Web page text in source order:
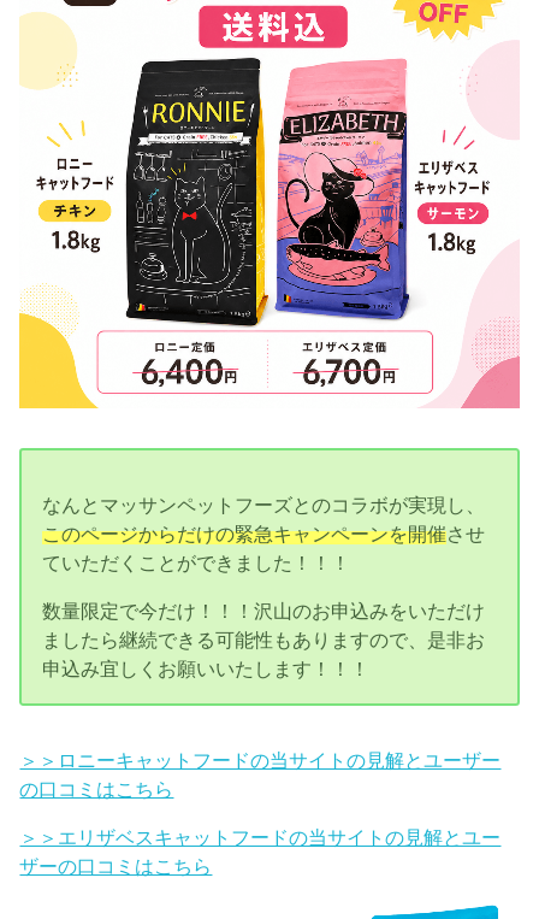
なんとマッサンペットフーズとのコラボが実現し、
このページからだけの緊急キャンペーンを開催させ
ていただくことができました！！！
数量限定で今だけ！！！沢山のお申込みをいただけ
ましたら継続できる可能性もありますので、是非お
申込み宜しくお願いいたします！！！
＞＞ロニーキャットフードの当サイトの見解とユーザー
の口コミはこちら
＞＞エリザベスキャットフードの当サイトの見解とユー
ザーの口コミはこちら